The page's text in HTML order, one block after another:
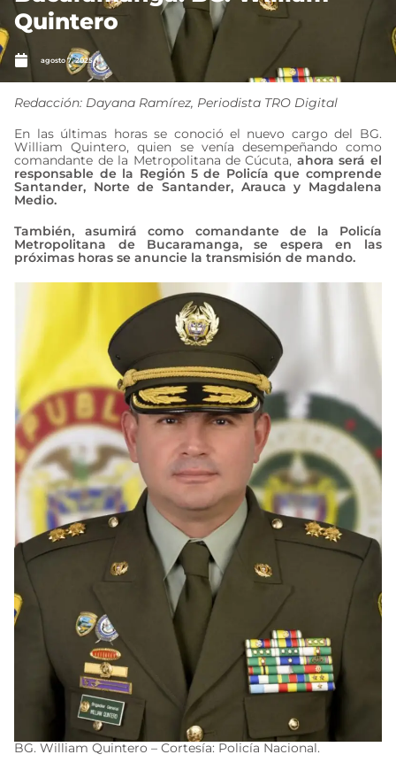
Quintero
agosto 7, 2025
Redacción: Dayana Ramírez, Periodista TRO Digital
En las últimas horas se conoció el nuevo cargo del BG.
William Quintero, quien se venía desempeñando como
comandante de la Metropolitana de Cúcuta, ahora será el
responsable de la Región 5 de Policía que comprende
Santander, Norte de Santander, Arauca y Magdalena
Medio.
También, asumirá como comandante de la Policía
Metropolitana de Bucaramanga, se espera en las
próximas horas se anuncie la transmisión de mando.
BG. William Quintero – Cortesía: Policía Nacional.